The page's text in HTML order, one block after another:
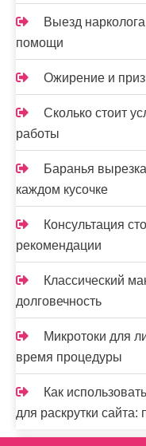
Выезд
помощи
Ожирение и
Сколько стоит
работы
Баранья
каждом кусочке
Консультация
рекомендации
Классический
долговечность
Микротоки для
время процедуры
Как
для раскрутки сайта: